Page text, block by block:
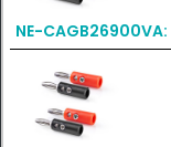
NE-CAGB26900VA: